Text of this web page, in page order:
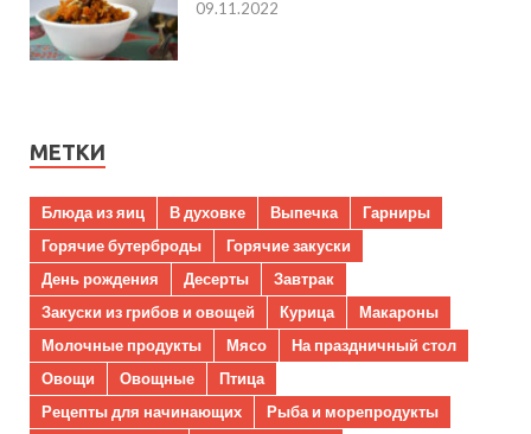
09.11.2022
МЕТКИ
Блюда из яиц В духовке Выпечка
Гарниры
Горячие бутерброды
Горячие закуски
День рождения
Десерты
Завтрак
Закуски из грибов и овощей
Курица
Макароны
Молочные продукты
Мясо
На праздничный стол
Овощи
Овощные
Птица
Рецепты для начинающих
Рыба и морепродукты